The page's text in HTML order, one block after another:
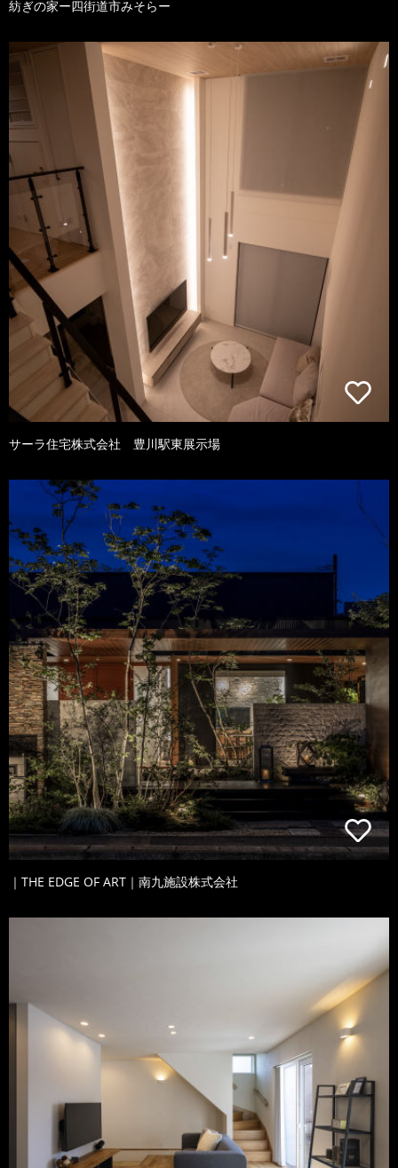
紡ぎの家ー四街道市みそらー
サーラ住宅株式会社 豊川駅東展示場
｜THE EDGE OF ART｜南九施設株式会社